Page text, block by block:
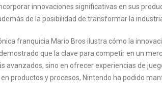
innovaciones significativas en sus
de la posibilidad de transformar la
franquicia Mario Bros ilustra cómo la
que la clave para competir en un
avanzados, sino en ofrecer experiencias de
productos y procesos, Nintendo ha podido